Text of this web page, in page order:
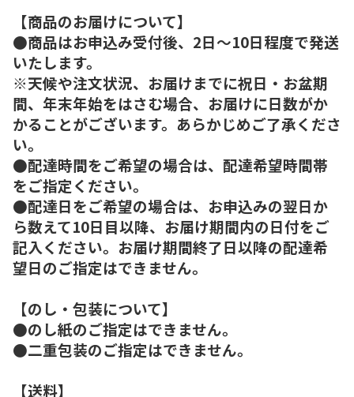
【商品のお届けについて】
●商品はお申込み受付後、2日～10日程度で発送
いたします。
※天候や注文状況、お届けまでに祝日・お盆期
間、年末年始をはさむ場合、お届けに日数がか
かることがございます。あらかじめご了承くださ
い。
●配達時間をご希望の場合は、配達希望時間帯
をご指定ください。
●配達日をご希望の場合は、お申込みの翌日か
ら数えて10日目以降、お届け期間内の日付をご
記入ください。お届け期間終了日以降の配達希
望日のご指定はできません。
【のし・包装について】
●のし紙のご指定はできません。
●二重包装のご指定はできません。
【送料】